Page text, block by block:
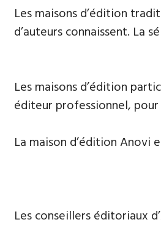
Les maisons d’édition
d’auteurs connaissent. La
Les maisons d’édition
éditeur professionnel,
La maison d’édition Anovi
Les conseillers éditoriaux